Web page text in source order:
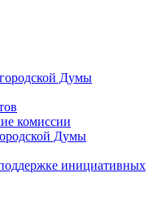
Думы
комиссии
Думы
инициативных